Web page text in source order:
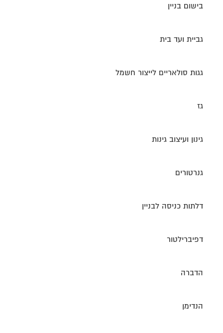
בישום בניין
גביית ועד בית
גגות סולאריים לייצור חשמל
גז
גינון ועיצוב גינות
גנרטורים
דלתות כניסה לבניין
דפיברילטור
הדברה
הנדימן